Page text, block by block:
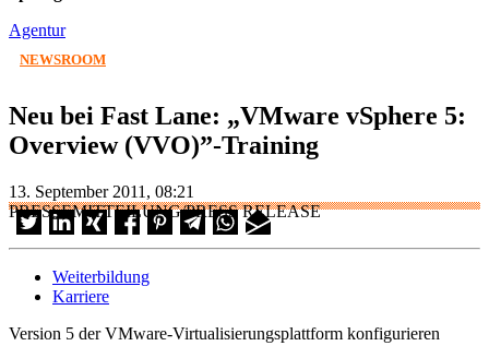
Agentur
NEWSROOM
Neu bei Fast Lane: „VMware vSphere 5:
Overview (VVO)”-Training
13. September 2011, 08:21
PRESSEMITTEILUNG/PRESS RELEASE
Weiterbildung
Karriere
Version 5 der VMware-Virtualisierungsplattform konfigurieren